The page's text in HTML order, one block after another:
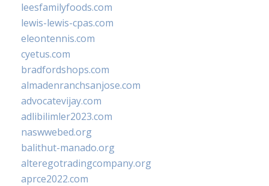
leesfamilyfoods.com
lewis-lewis-cpas.com
eleontennis.com
cyetus.com
bradfordshops.com
almadenranchsanjose.com
advocatevijay.com
adlibilimler2023.com
naswwebed.org
balithut-manado.org
alteregotradingcompany.org
aprce2022.com